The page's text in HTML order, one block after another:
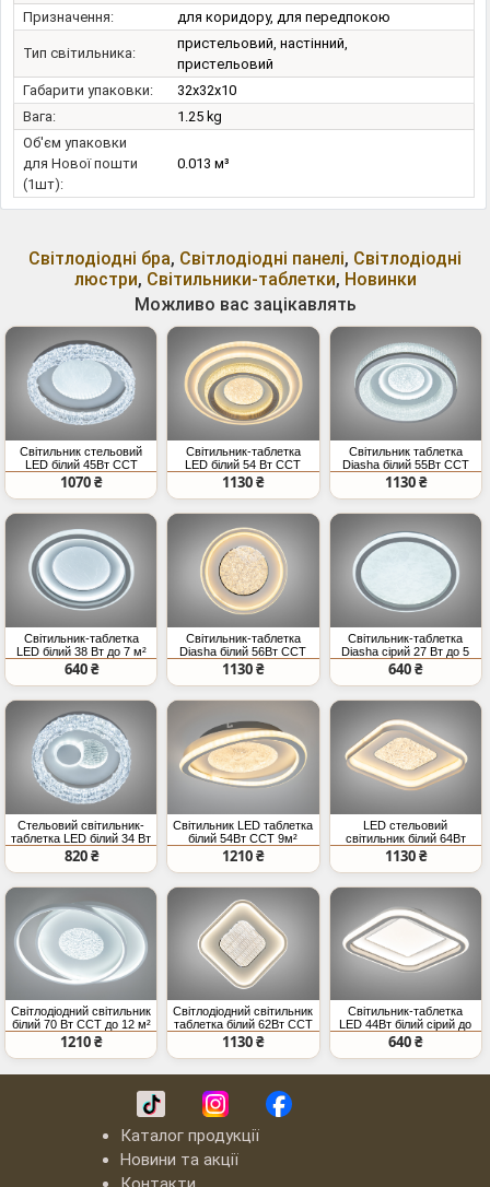
Призначення: для коридору, для передпокою
Тип світильника:
пристельовий, настінний,
пристельовий
Габарити упаковки:
32x32x10
Вага:
1.25 kg
Об'єм упаковки
для Нової пошти
(1шт):
0.013 м³
Світлодіодні бра, Світлодіодні панелі, Світлодіодні
люстри, Світильники-таблетки, Новинки
Можливо вас зацікавлять
Світильник стельовий
LED білий 45Вт CCT
вимикач
1070 ₴
Світильник-таблетка
LED білий 54 Вт CCT
вимикач
1130 ₴
Світильник таблетка
Diasha білий 55Вт CCT
1130 ₴
Світильник-таблетка
LED білий 38 Вт до 7 м²
640 ₴
Світильник-таблетка
Diasha білий 56Вт CCT
вимикач
1130 ₴
Світильник-таблетка
Diasha сірий 27 Вт до 5
м²
640 ₴
Стельовий світильник-
таблетка LED білий 34 Вт
до 6 м² накладний
820 ₴
Світильник LED таблетка
білий 54Вт CCT 9м²
1210 ₴
LED стельовий
світильник білий 64Вт
CCT 11м2
1130 ₴
Світлодіодний світильник
білий 70 Вт CCT до 12 м²
1210 ₴
Світлодіодний світильник
таблетка білий 62Вт CCT
11 м2
1130 ₴
Світильник-таблетка
LED 44Вт білий сірий до
8м²
640 ₴
Каталог продукції
Новини та акції